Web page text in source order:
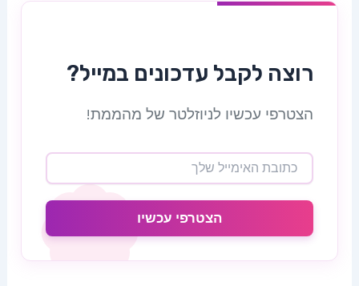
רוצה לקבל עדכונים במייל?
הצטרפי עכשיו לניוזלטר של מהממת!
הצטרפי עכשיו